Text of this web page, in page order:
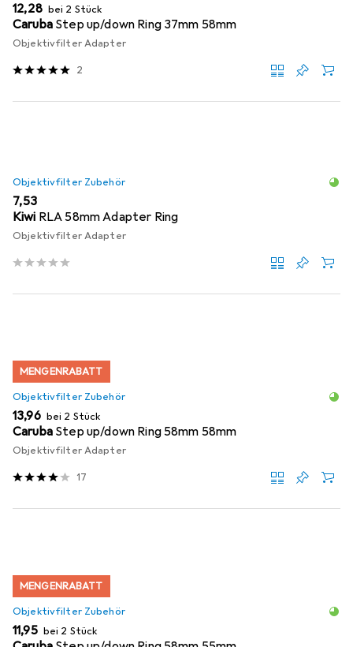
EUR
12,28 bei 2 Stück
Caruba Step up/down Ring 37mm 58mm
Objektivfilter Adapter
2
Objektivfilter Zubehör
EUR
7,53
Kiwi RLA 58mm Adapter Ring
Objektivfilter Adapter
MENGENRABATT
Objektivfilter Zubehör
EUR
13,96 bei 2 Stück
Caruba Step up/down Ring 58mm 58mm
Objektivfilter Adapter
17
MENGENRABATT
Objektivfilter Zubehör
EUR
11,95 bei 2 Stück